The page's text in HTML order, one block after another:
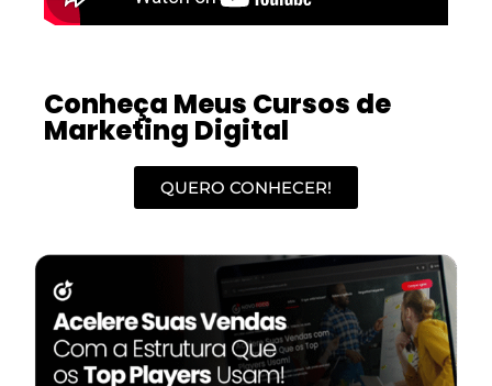
Conheça Meus Cursos de
Marketing Digital
QUERO CONHECER!